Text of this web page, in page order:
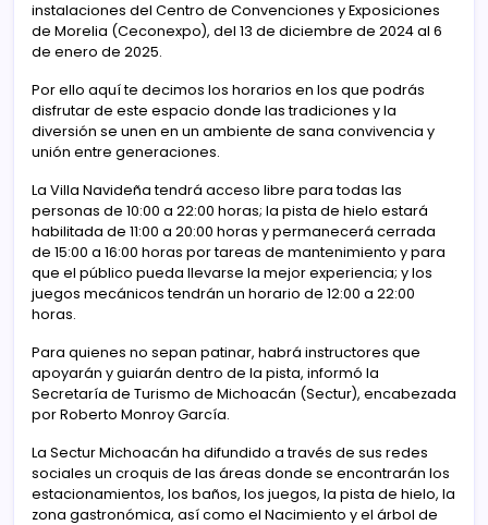
instalaciones del Centro de Convenciones y Exposiciones
de Morelia (Ceconexpo), del 13 de diciembre de 2024 al 6
de enero de 2025.
Por ello aquí te decimos los horarios en los que podrás
disfrutar de este espacio donde las tradiciones y la
diversión se unen en un ambiente de sana convivencia y
unión entre generaciones.
La Villa Navideña tendrá acceso libre para todas las
personas de 10:00 a 22:00 horas; la pista de hielo estará
habilitada de 11:00 a 20:00 horas y permanecerá cerrada
de 15:00 a 16:00 horas por tareas de mantenimiento y para
que el público pueda llevarse la mejor experiencia; y los
juegos mecánicos tendrán un horario de 12:00 a 22:00
horas.
Para quienes no sepan patinar, habrá instructores que
apoyarán y guiarán dentro de la pista, informó la
Secretaría de Turismo de Michoacán (Sectur), encabezada
por Roberto Monroy García.
La Sectur Michoacán ha difundido a través de sus redes
sociales un croquis de las áreas donde se encontrarán los
estacionamientos, los baños, los juegos, la pista de hielo, la
zona gastronómica, así como el Nacimiento y el árbol de